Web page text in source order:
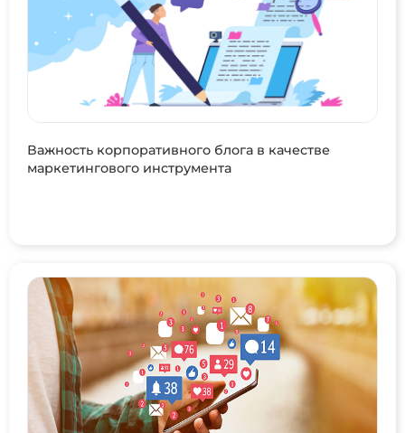
Важность корпоративного блога в качестве
маркетингового инструмента